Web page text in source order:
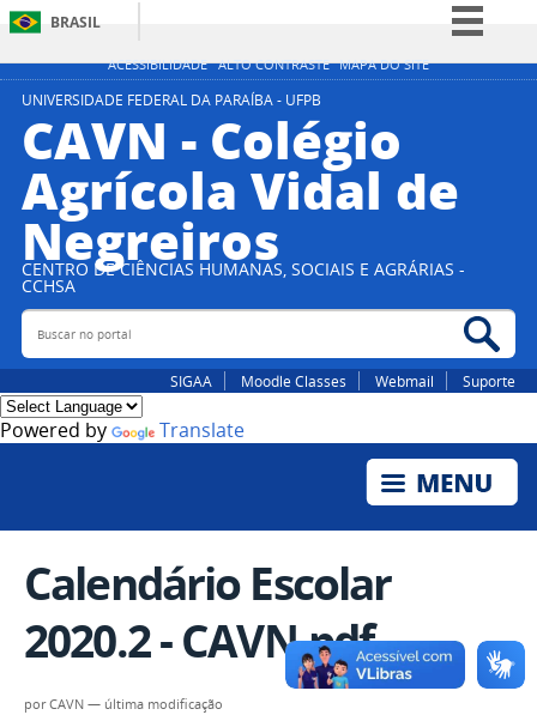
ACESSIBILIDADE ALTO CONTRASTE MAPA DO SITE
BRASIL
Simplifique!
Participe
Acesso à informação
Legislação
UNIVERSIDADE FEDERAL DA PARAÍBA - UFPB
CAVN - Colégio
Agrícola Vidal de
Negreiros
CENTRO DE CIÊNCIAS HUMANAS, SOCIAIS E AGRÁRIAS -
CCHSA
Buscar no portal
SIGAA Moodle Classes Webmail Suporte
Powered by Translate
Calendário Escolar
2020.2 - CAVN.pdf
porCAVN — última modificação